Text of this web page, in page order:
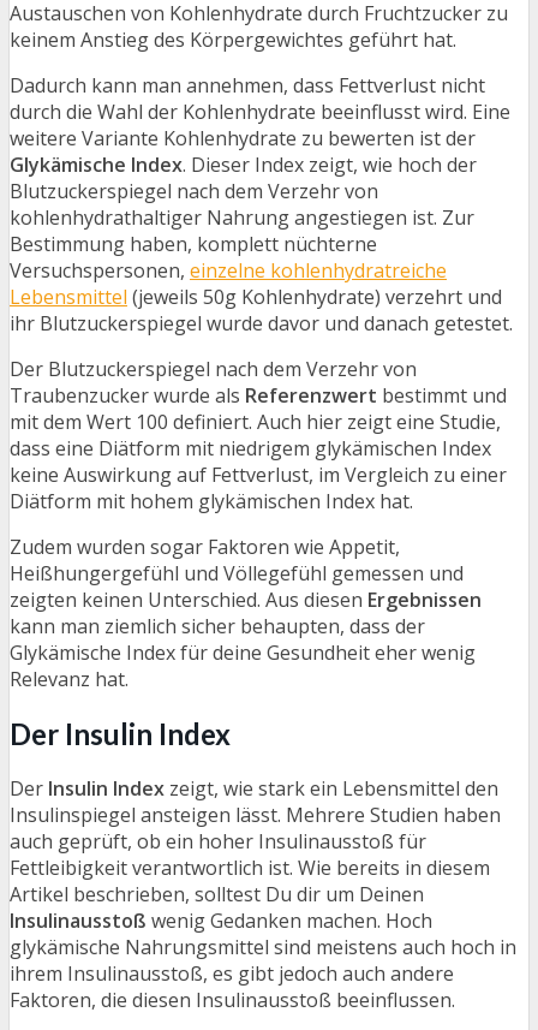
Austauschen von Kohlenhydrate durch Fruchtzucker zu
keinem Anstieg des Körpergewichtes geführt hat.
Dadurch kann man annehmen, dass Fettverlust nicht
durch die Wahl der Kohlenhydrate beeinflusst wird. Eine
weitere Variante Kohlenhydrate zu bewerten ist der
Glykämische Index. Dieser Index zeigt, wie hoch der
Blutzuckerspiegel nach dem Verzehr von
kohlenhydrathaltiger Nahrung angestiegen ist. Zur
Bestimmung haben, komplett nüchterne
Versuchspersonen, einzelne kohlenhydratreiche
Lebensmittel (jeweils 50g Kohlenhydrate) verzehrt und
ihr Blutzuckerspiegel wurde davor und danach getestet.
Der Blutzuckerspiegel nach dem Verzehr von
Traubenzucker wurde als Referenzwert bestimmt und
mit dem Wert 100 definiert. Auch hier zeigt eine Studie,
dass eine Diätform mit niedrigem glykämischen Index
keine Auswirkung auf Fettverlust, im Vergleich zu einer
Diätform mit hohem glykämischen Index hat.
Zudem wurden sogar Faktoren wie Appetit,
Heißhungergefühl und Völlegefühl gemessen und
zeigten keinen Unterschied. Aus diesen Ergebnissen
kann man ziemlich sicher behaupten, dass der
Glykämische Index für deine Gesundheit eher wenig
Relevanz hat.
Der Insulin Index
Der Insulin Index zeigt, wie stark ein Lebensmittel den
Insulinspiegel ansteigen lässt. Mehrere Studien haben
auch geprüft, ob ein hoher Insulinausstoß für
Fettleibigkeit verantwortlich ist. Wie bereits in diesem
Artikel beschrieben, solltest Du dir um Deinen
Insulinausstoß wenig Gedanken machen. Hoch
glykämische Nahrungsmittel sind meistens auch hoch in
ihrem Insulinausstoß, es gibt jedoch auch andere
Faktoren, die diesen Insulinausstoß beeinflussen.